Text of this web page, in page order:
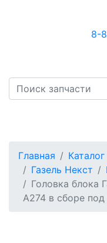
8-
Главная Каталог
Газель Некст
Головка блока
А274 в сборе